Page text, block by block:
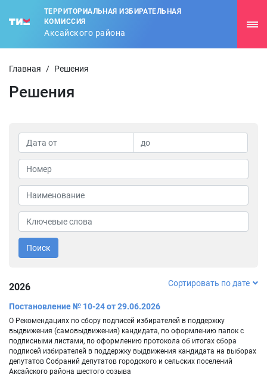
ТЕРРИТОРИАЛЬНАЯ ИЗБИРАТЕЛЬНАЯ
КОМИССИЯ
Аксайского района
Главная / Решения
Решения
Поиск
2026 Сортировать по дате
Постановление № 10-24 от 29.06.2026
О Рекомендациях по сбору подписей избирателей в поддержку
выдвижения (самовыдвижения) кандидата, по оформлению папок с
подписными листами, по оформлению протокола об итогах сбора
подписей избирателей в поддержку выдвижения кандидата на выборах
депутатов Собраний депутатов городского и сельских поселений
Аксайского района шестого созыва